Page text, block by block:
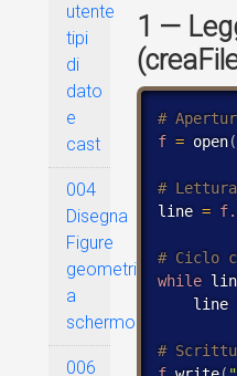
utente
tipi
di
dato
e
cast
004
Disegna
Figure
geometriche
a
schermo
006
1 —
f = open(
line = f.
while
    line